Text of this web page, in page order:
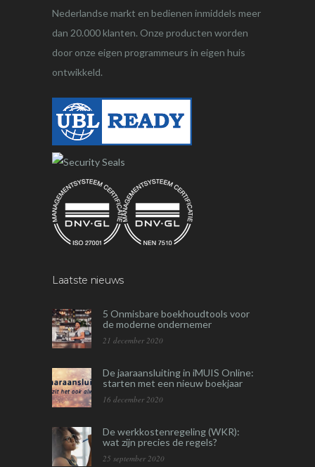
Nederlandse markt en bedienen inmiddels meer
dan 20.000 klanten. Onze producten worden
door onze eigen programmeurs in eigen huis
ontwikkeld.
Laatste nieuws
5 Onmisbare boekhoudtools voor
de moderne ondernemer
21 december 2020
De jaaraansluiting in iMUIS Online:
starten met een nieuw boekjaar
16 december 2020
De werkkostenregeling (WKR):
wat zijn precies de regels?
25 september 2020